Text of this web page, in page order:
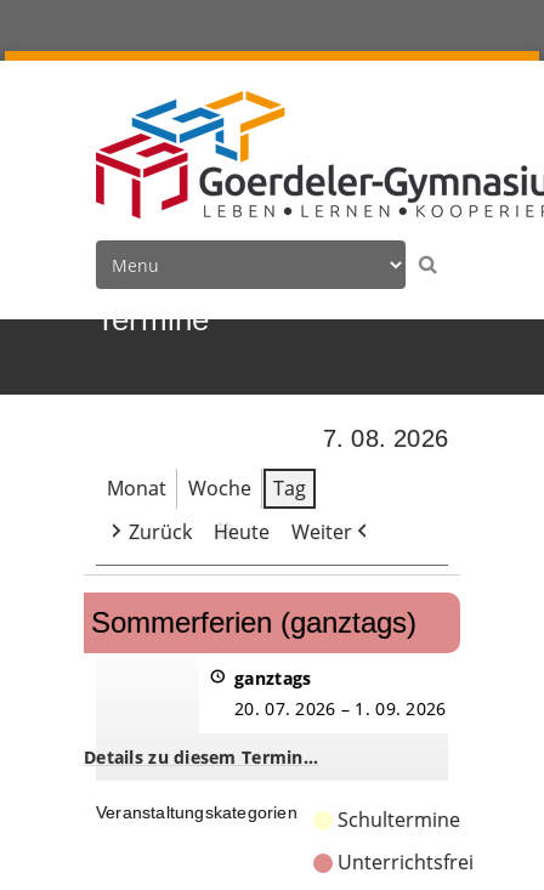
Termine
7. 08. 2026
Monat
Woche
Tag
Zurück
Heute Weiter
Sommerferien
(ganztags)
Sommerferien (ganztags)
ganztags
20. 07. 2026 – 1. 09. 2026
Details zu diesem Termin…
Veranstaltungskategorien
Schultermine
Unterrichtsfrei